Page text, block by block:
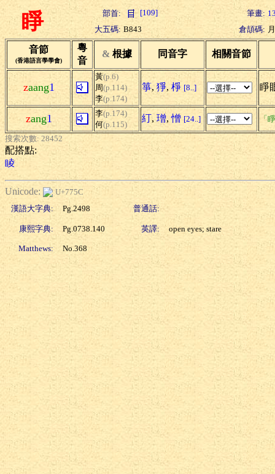
睜 部首: [109] 筆畫:
大五碼: B843 倉頡碼:
音節
(香港語言學學會)
粵
音
& 根據 同音字 相關音節
zaang1
黃(p.6)
周(p.114)
李(p.174)
箏, 猙, 棦 [8..] 睜
zang1 李(p.174)
何(p.115)
糽, 璔,憎 [24..] 「
搜索次數: 28452
配搭點:
睖
Unicode:
U+775C
漢語大字典:
Pg.2498 普通話:
康熙字典: Pg.0738.140 英譯: open eyes; stare
Matthews: No.368